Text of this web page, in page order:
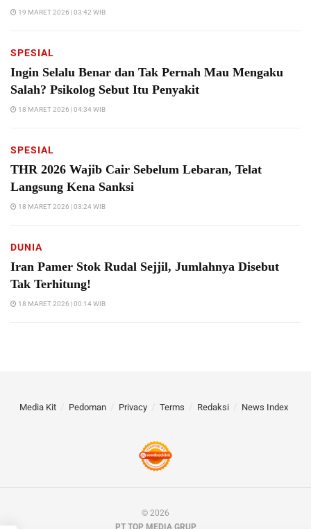
19 MARET 2026 | 03:42 WIB
SPESIAL
Ingin Selalu Benar dan Tak Pernah Mau Mengaku
Salah? Psikolog Sebut Itu Penyakit
18 MARET 2026 | 04:34 WIB
SPESIAL
THR 2026 Wajib Cair Sebelum Lebaran, Telat
Langsung Kena Sanksi
18 MARET 2026 | 03:24 WIB
DUNIA
Iran Pamer Stok Rudal Sejjil, Jumlahnya Disebut
Tak Terhitung!
18 MARET 2026 | 00:14 WIB
Media Kit Pedoman Privacy Terms Redaksi News Index
© 2026
PT TOP MEDIA GRUP